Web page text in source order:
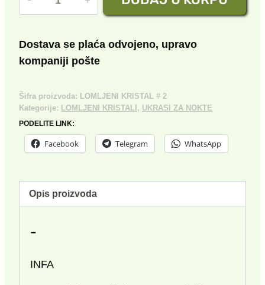
je
300.00 rsd.
je:
količina
Dostava se plaća odvojeno, upravo
kompaniji pošte
Šifra proizvoda: LOMLJENI KRISTAL # 2
Kategorije: LOMLJENI KRISTALI , UKRASI ZA NOKTE
PODELITE LINK:
Facebook Telegram WhatsApp
Opis proizvoda
-
INFA